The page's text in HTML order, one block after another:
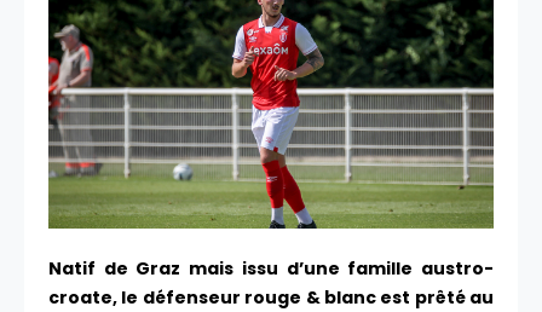
Natif de Graz mais issu d’une famille austro-
croate, le défenseur rouge & blanc est prêté au